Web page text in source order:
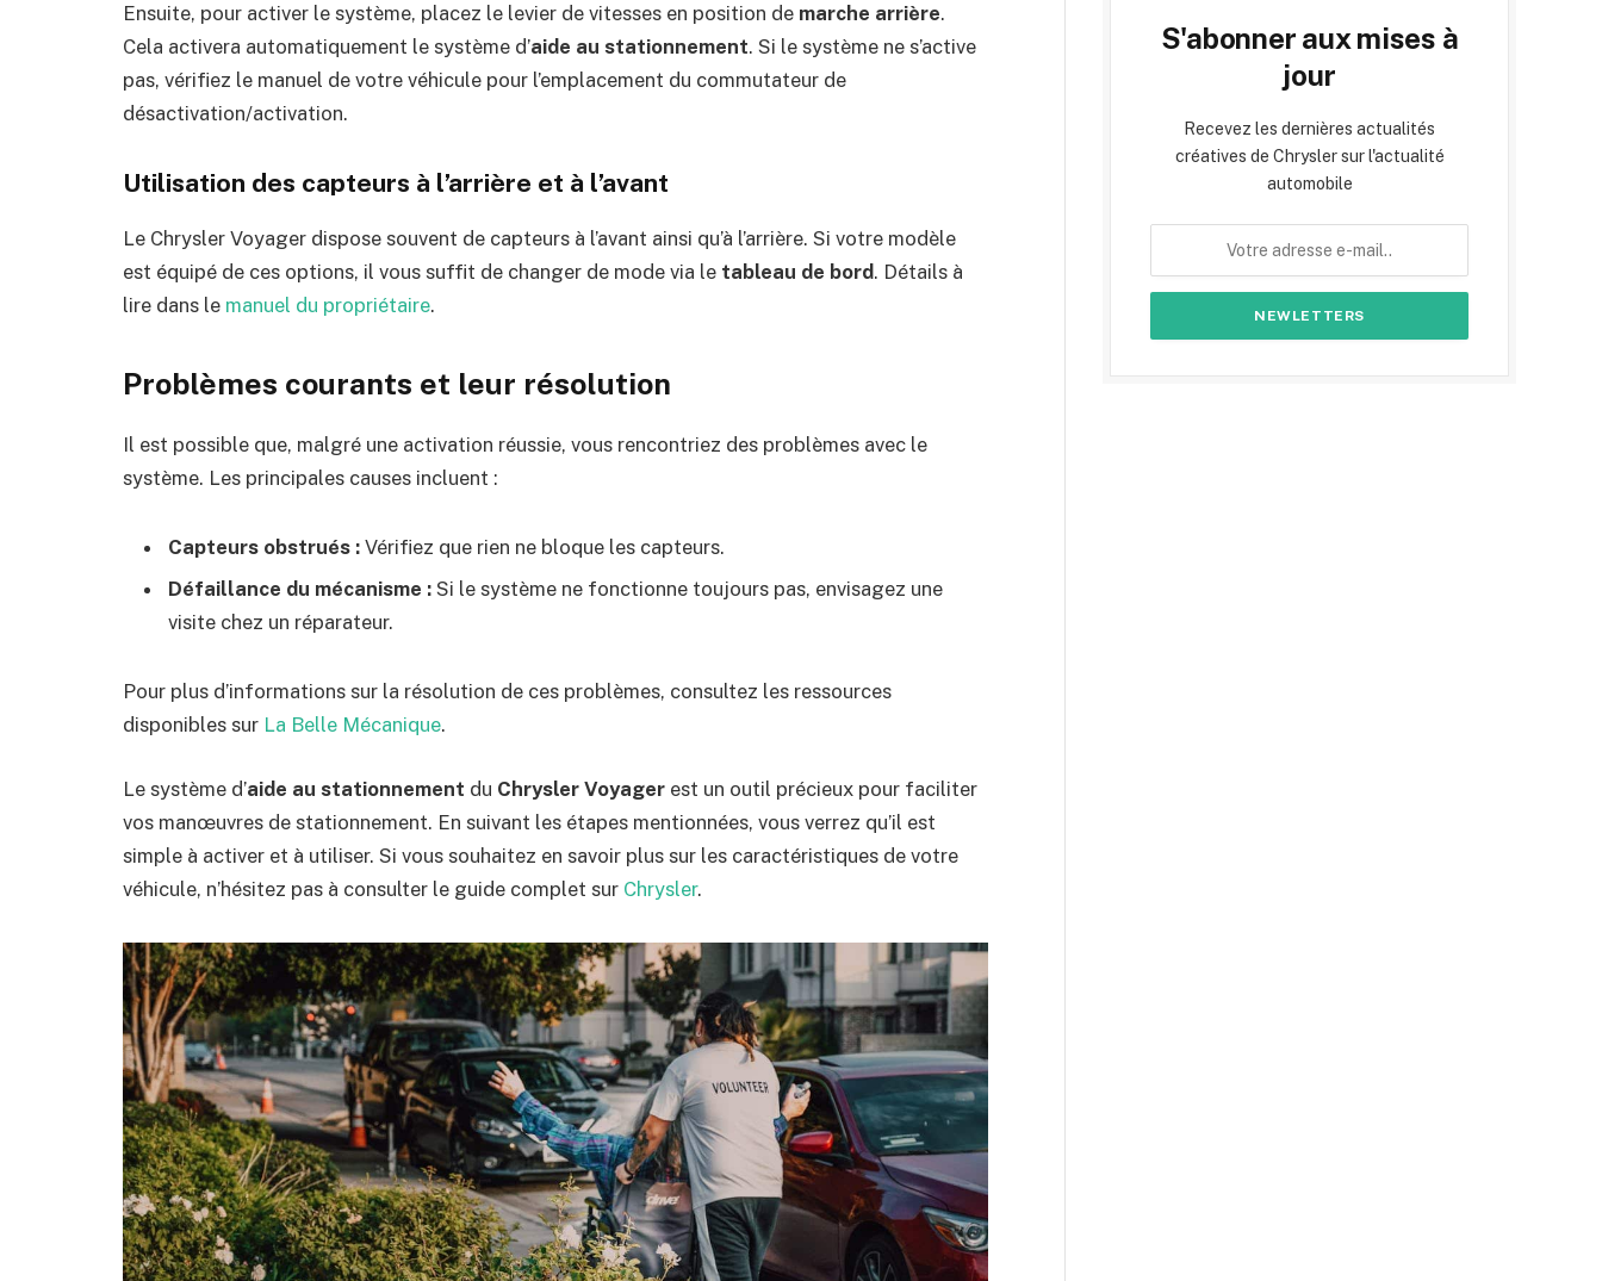
Ensuite, pour activer le système, placez le levier de vitesses en position de marche arrière.
Cela activera automatiquement le système d’aide au stationnement. Si le système ne s’active
pas, vérifiez le manuel de votre véhicule pour l’emplacement du commutateur de
désactivation/activation.
Utilisation des capteurs à l’arrière et à l’avant
Le Chrysler Voyager dispose souvent de capteurs à l’avant ainsi qu’à l’arrière. Si votre modèle
est équipé de ces options, il vous suffit de changer de mode via le tableau de bord. Détails à
lire dans le manuel du propriétaire.
Problèmes courants et leur résolution
Il est possible que, malgré une activation réussie, vous rencontriez des problèmes avec le
système. Les principales causes incluent :
Capteurs obstrués : Vérifiez que rien ne bloque les capteurs.
Défaillance du mécanisme : Si le système ne fonctionne toujours pas, envisagez une
visite chez un réparateur.
Pour plus d’informations sur la résolution de ces problèmes, consultez les ressources
disponibles sur La Belle Mécanique.
Le système d’aide au stationnement du Chrysler Voyager est un outil précieux pour faciliter
vos manœuvres de stationnement. En suivant les étapes mentionnées, vous verrez qu’il est
simple à activer et à utiliser. Si vous souhaitez en savoir plus sur les caractéristiques de votre
véhicule, n’hésitez pas à consulter le guide complet sur Chrysler.
S'abonner aux mises à
jour
Recevez les dernières actualités
créatives de Chrysler sur l'actualité
automobile